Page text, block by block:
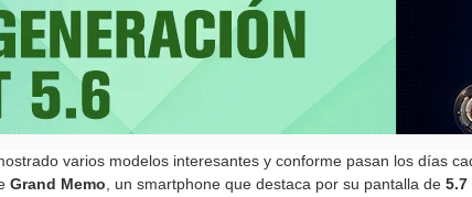
varios modelos interesantes y conforme pasan los días
Grand Memo , un smartphone que destaca por su pantalla de 5.7